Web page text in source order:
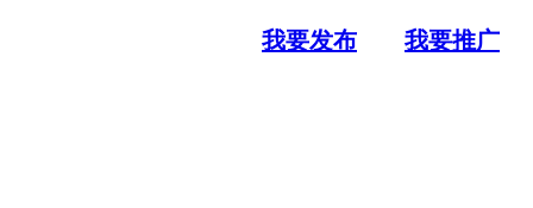
我要发布 我要推广